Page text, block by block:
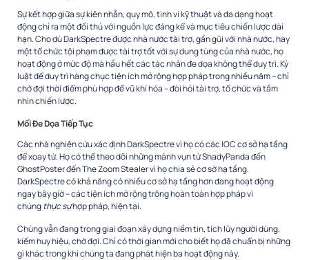
Sự kết hợp giữa sự kiên nhẫn, quy mô, tinh vi kỹ thuật và đa dạng hoạt
động chỉ ra một đối thủ với nguồn lực đáng kể và mục tiêu chiến lược dài
hạn. Cho dù DarkSpectre được nhà nước tài trợ, gần gũi với nhà nước, hay
một tổ chức tội phạm được tài trợ tốt với sự dung túng của nhà nước, họ
hoạt động ở mức độ mà hầu hết các tác nhân đe dọa không thể duy trì. Kỷ
luật để duy trì hàng chục tiện ích mở rộng hợp pháp trong nhiều năm – chỉ
chờ đợi thời điểm phù hợp để vũ khí hóa – đòi hỏi tài trợ, tổ chức và tầm
nhìn chiến lược.​
Mối Đe Dọa Tiếp Tục
Các nhà nghiên cứu xác định DarkSpectre vì họ có các IOC cơ sở hạ tầng
để xoay từ. Họ có thể theo dõi những mảnh vụn từ ShadyPanda đến
GhostPoster đến The Zoom Stealer vì họ chia sẻ cơ sở hạ tầng.
DarkSpectre có khả năng có nhiều cơ sở hạ tầng hơn đang hoạt động
ngay bây giờ – các tiện ích mở rộng trông hoàn toàn hợp pháp vì
chúngthực sựhợp pháp, hiện tại.​
Chúng vẫn đang trong giai đoạn xây dựng niềm tin, tích lũy người dùng,
kiếm huy hiệu, chờ đợi. Chỉ có thời gian mới cho biết họ đã chuẩn bị những
gì khác trong khi chúng ta đang phát hiện ba hoạt động này.​